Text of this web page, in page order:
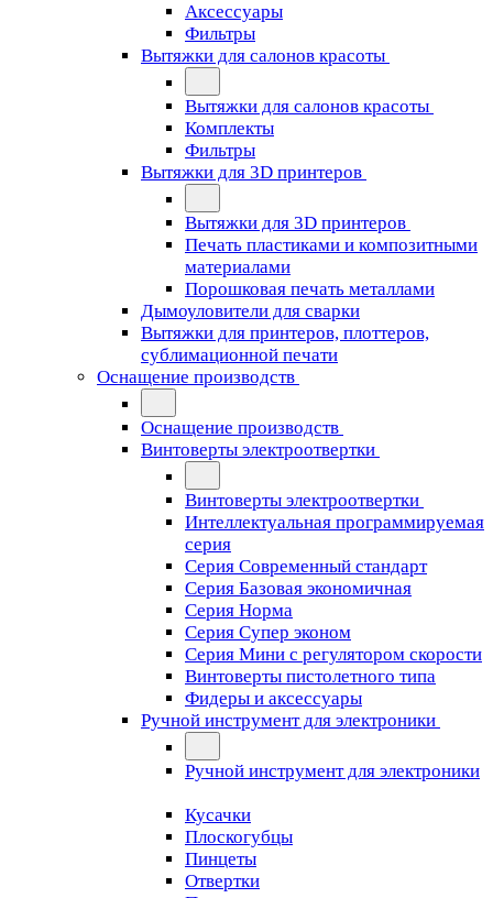
Аксессуары
Фильтры
Вытяжки для салонов красоты
Вытяжки для салонов красоты
Комплекты
Фильтры
Вытяжки для 3D принтеров
Вытяжки для 3D принтеров
Печать пластиками и композитными
материалами
Порошковая печать металлами
Дымоуловители для сварки
Вытяжки для принтеров, плоттеров,
сублимационной печати
Оснащение производств
Оснащение производств
Винтоверты электроотвертки
Винтоверты электроотвертки
Интеллектуальная программируемая
серия
Серия Современный стандарт
Серия Базовая экономичная
Серия Норма
Серия Cупер эконом
Серия Мини с регулятором скорости
Винтоверты пистолетного типа
Фидеры и аксессуары
Ручной инструмент для электроники
Ручной инструмент для электроники
Кусачки
Плоскогубцы
Пинцеты
Отвертки